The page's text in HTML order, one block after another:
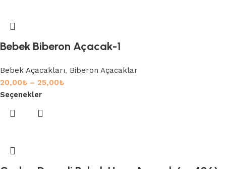
Bebek Biberon Açacak-1
Bebek Açacakları, Biberon Açacaklar
20,00₺ – 25,00₺
Seçenekler